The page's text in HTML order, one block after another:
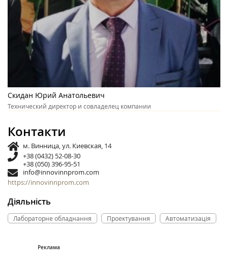
Скидан Юрий Анатольевич
Технический директор и совладелец компании
Контакти
м. Винница, ул. Киевская, 14
+38 (0432) 52-08-30
+38 (050) 396-95-51
info@innovinnprom.com
https://innovinnprom.com
Діяльність
Лабораторне обладнання Проектування Автоматизація